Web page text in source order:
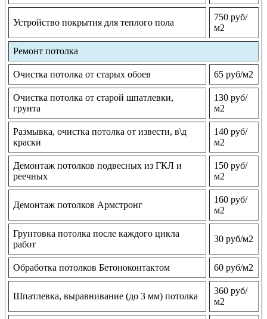
Устройство покрытия для теплого пола
750 руб/
м2
Ремонт потолка
Очистка потолка от старых обоев 65 руб/м2
Очистка потолка от старой шпатлевки,
грунта
130 руб/
м2
Размывка, очистка потолка от извести, в\д
краски
140 руб/
м2
Демонтаж потолков подвесных из ГКЛ и
реечных
150 руб/
м2
Демонтаж потолков Армстронг
160 руб/
м2
Грунтовка потолка после каждого цикла
работ
30 руб/м2
Обработка потолков Бетоноконтактом 60 руб/м2
Шпатлевка, выравнивание (до 3 мм) потолка
360 руб/
м2